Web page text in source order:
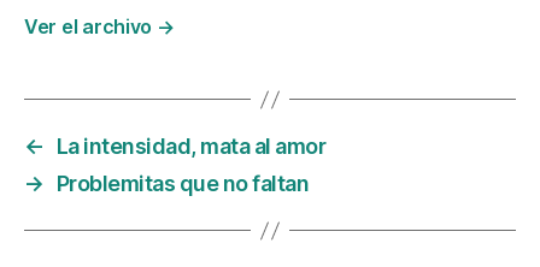
Ver el archivo →
←
La intensidad, mata al amor
→
Problemitas que no faltan